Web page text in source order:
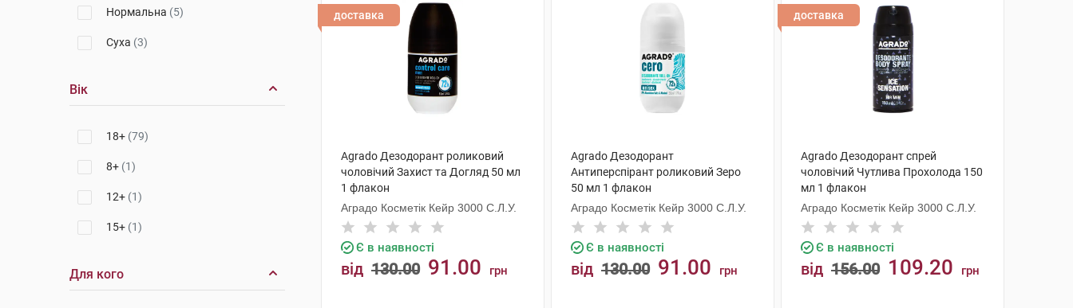
Нормальна (5)
Суха (3)
Вік
18+ (79)
8+ (1)
12+ (1)
15+ (1)
Для кого
доставка
Agrado Дезодорант роликовий
чоловічий Захист та Догляд 50 мл
1 флакон
Аградо Косметік Кейр 3000 С.Л.У.
Є в наявності
від 130.00 91.00 грн
Agrado Дезодорант
Антиперспірант роликовий Зеро
50 мл 1 флакон
Аградо Косметік Кейр 3000 С.Л.У.
Є в наявності
від 130.00 91.00 грн
доставка
Agrado Дезодорант спрей
чоловічий Чутлива Прохолода 150
мл 1 флакон
Аградо Косметік Кейр 3000 С.Л.У.
Є в наявності
від 156.00 109.20 грн